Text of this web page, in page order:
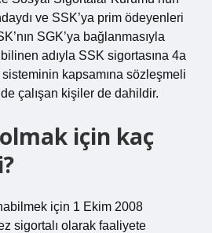
ve SSK’ya prim ödeyenleri
SGK’ya bağlanmasıyla
adıyla SSK sigortasına 4a
kapsamına sözleşmeli
çalışan kişiler de dahildir.
için kaç
için 1 Ekim 2008
sigortalı olarak faaliyete